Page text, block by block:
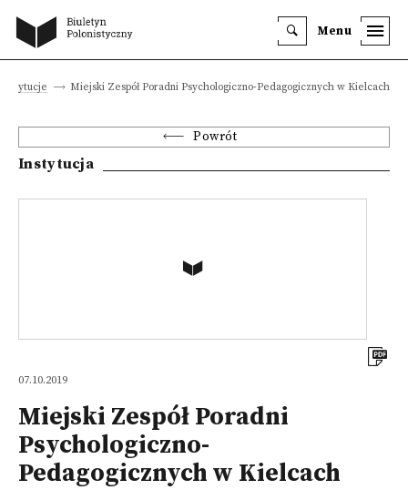
Menu
Instytucje Miejski Zespół Poradni Psychologiczno-Pedagogicznych w Kielcach
Powrót
Instytucja
07.10.2019
Miejski Zespół Poradni
Psychologiczno-
Pedagogicznych w Kielcach